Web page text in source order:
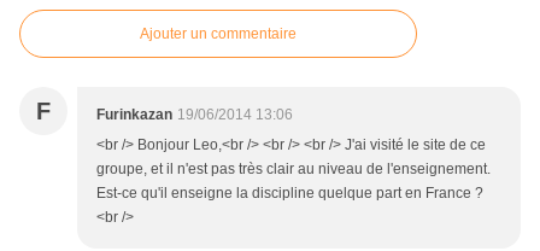
Ajouter un commentaire
F Furinkazan 19/06/2014 13:06
<br /> Bonjour Leo,<br /> <br /> <br /> J'ai visité le site de ce
groupe, et il n'est pas très clair au niveau de l'enseignement.
Est-ce qu'il enseigne la discipline quelque part en France ?
<br />